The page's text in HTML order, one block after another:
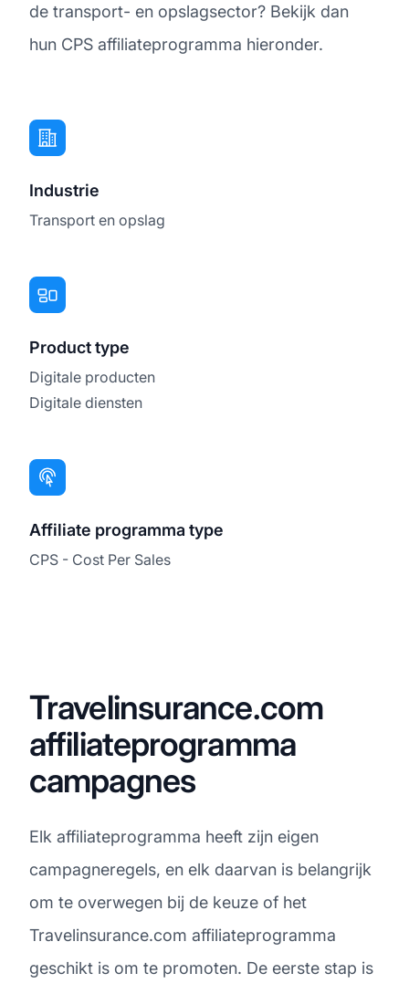
de transport- en opslagsector? Bekijk dan
hun CPS affiliateprogramma hieronder.
Industrie
Transport en opslag
Product type
Digitale producten
Digitale diensten
Affiliate programma type
CPS - Cost Per Sales
Travelinsurance.com
affiliateprogramma
campagnes
Elk affiliateprogramma heeft zijn eigen
campagneregels, en elk daarvan is belangrijk
om te overwegen bij de keuze of het
Travelinsurance.com affiliateprogramma
geschikt is om te promoten. De eerste stap is